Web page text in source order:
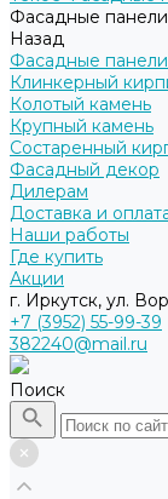
Фасадные
Назад
Фасадные
Клинкерный
Колотый камень
Крупный камень
Состаренный
Фасадный декор
Дилерам
Доставка и
Наши работы
Где купить
Акции
г. Иркутск, ул.
+7 (3952) 55-99-39
382240@mail.ru
Поиск